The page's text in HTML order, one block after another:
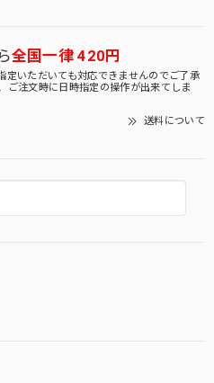
全国一律 420円
定いただいても対応できませんのでご了承
ご注文時に日時指定の操作が出来てしま
送料について